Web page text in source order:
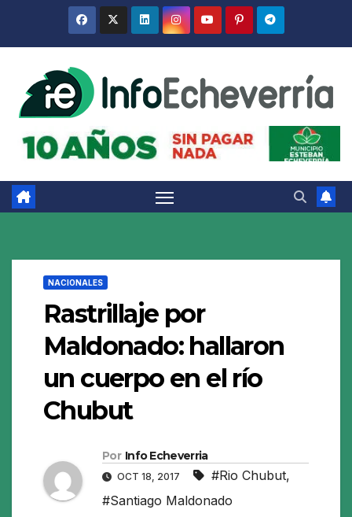
NACIONALES
Rastrillaje por
Maldonado: hallaron
un cuerpo en el río
Chubut
Por Info Echeverria
OCT 18, 2017 #Rio Chubut,
#Santiago Maldonado